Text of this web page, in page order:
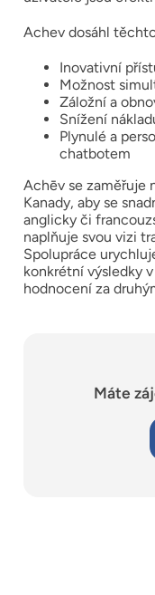
Achev dosáhl
Inovativní
Možnost
Záložní a
Snížení
Plynulé a
chatbotem
Achēv se zaměřuje
Kanady, aby se
anglicky či
naplňuje svou vizi
Spolupráce
konkrétní výsledky
hodnocení za
Máte